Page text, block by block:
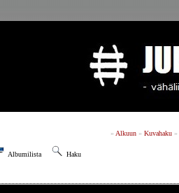
» Alkuun» Kuvahaku»
Albumilista Haku